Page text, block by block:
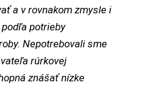
a v rovnakom zmysle i
potrieby
Nepotrebovali sme
rúrkovej
znášať nízke